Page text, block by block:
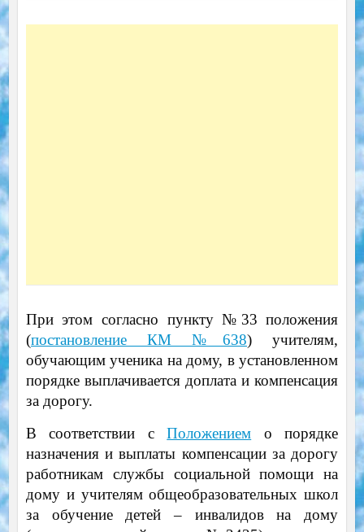
При этом согласно пункту №33 положения
(постановление КМ №638) учителям,
обучающим ученика на дому, в установленном
порядке выплачивается доплата и компенсация
за дорогу.
В соответствии сПоложением о порядке
назначения и выплаты компенсации за дорогу
работникам службы социальной помощи на
дому и учителям общеобразовательных школ
за обучение детей – инвалидов на дому